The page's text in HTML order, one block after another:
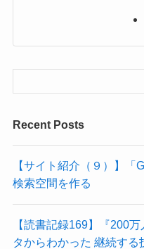
Recent Posts
【サイト紹介（９）】
検索空間を作る
【読書記録169】『200
タからわかった 継続する